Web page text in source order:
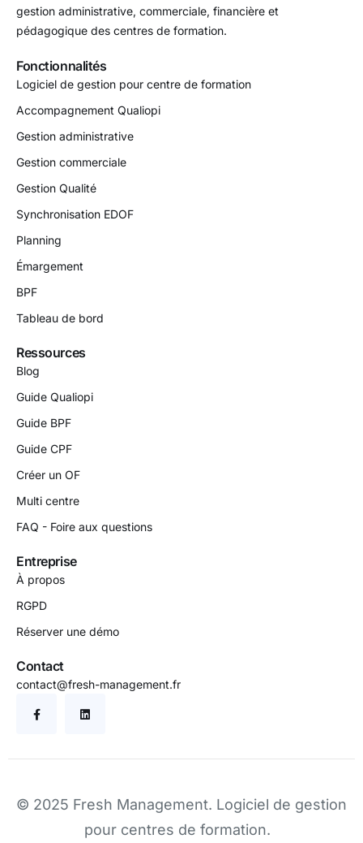
gestion administrative, commerciale, financière et
pédagogique des centres de formation.
Fonctionnalités
Logiciel de gestion pour centre de formation
Accompagnement Qualiopi
Gestion administrative
Gestion commerciale
Gestion Qualité
Synchronisation EDOF
Planning
Émargement
BPF
Tableau de bord
Ressources
Blog
Guide Qualiopi
Guide BPF
Guide CPF
Créer un OF
Multi centre
FAQ - Foire aux questions
Entreprise
À propos
RGPD
Réserver une démo
Contact
contact@fresh-management.fr
© 2025 Fresh Management. Logiciel de gestion
pour centres de formation.